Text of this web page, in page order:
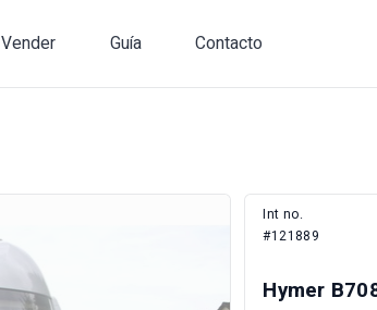
Vender Guía Contacto
Int no.
#121889
Hymer